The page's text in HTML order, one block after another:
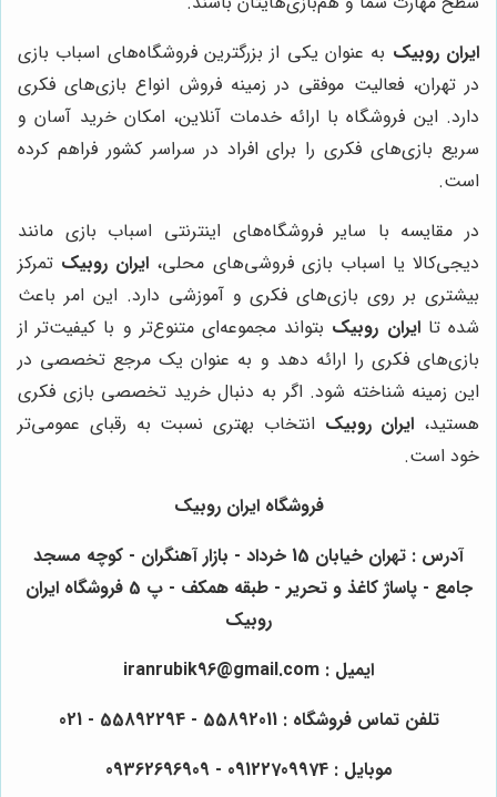
ایران روبیک به عنوان یکی از بزرگترین فروشگاه‌های اسباب بازی
در تهران، فعالیت موفقی در زمینه فروش انواع بازی‌های فکری
دارد. این فروشگاه با ارائه خدمات آنلاین، امکان خرید آسان و
سریع بازی‌های فکری را برای افراد در سراسر کشور فراهم کرده
است.
در مقایسه با سایر فروشگاه‌های اینترنتی اسباب بازی مانند
دیجی‌کالا یا اسباب بازی فروشی‌های محلی، ایران روبیک تمرکز
بیشتری بر روی بازی‌های فکری و آموزشی دارد. این امر باعث
شده تاایران روبیک بتواند مجموعه‌ای متنوع‌تر و با کیفیت‌تر از
بازی‌های فکری را ارائه دهد و به عنوان یک مرجع تخصصی در
این زمینه شناخته شود. اگر به دنبال خرید تخصصی بازی فکری
هستید، ایران روبیک انتخاب بهتری نسبت به رقبای عمومی‌تر
خود است.
فروشگاه ایران روبیک
آدرس : تهران خیابان 15 خرداد - بازار آهنگران - کوچه مسجد
جامع - پاساژ کاغذ و تحریر - طبقه همکف - پ 5 فروشگاه ایران
روبیک
ایمیل : iranrubik96@gmail.com
تلفن تماس فروشگاه : 55892011 - 55892294 - 021
موبایل : 09122709974 - 09362696909